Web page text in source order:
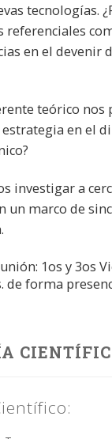
tecnologías.
referenciales
en el devenir
teórico nos
en el
investigar a
un marco de
1os y 3os
de forma